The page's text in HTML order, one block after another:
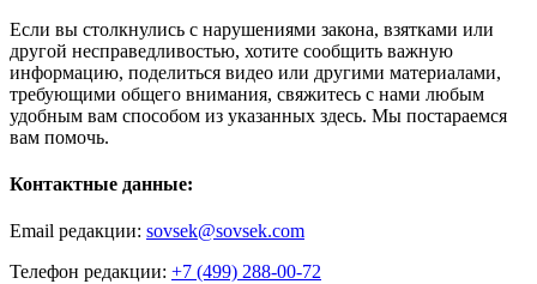
Если вы столкнулись с нарушениями закона, взятками или
другой несправедливостью, хотите сообщить важную
информацию, поделиться видео или другими материалами,
требующими общего внимания, свяжитесь с нами любым
удобным вам способом из указанных здесь. Мы постараемся
вам помочь.
Контактные данные:
Email редакции: sovsek@sovsek.com
Телефон редакции: +7 (499) 288-00-72